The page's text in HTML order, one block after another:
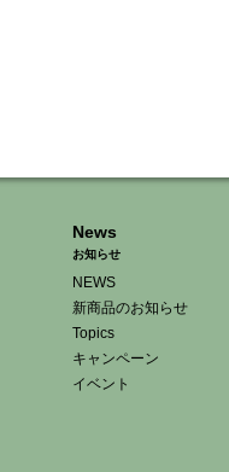
News
お知らせ
NEWS
新商品のお知らせ
Topics
キャンペーン
イベント